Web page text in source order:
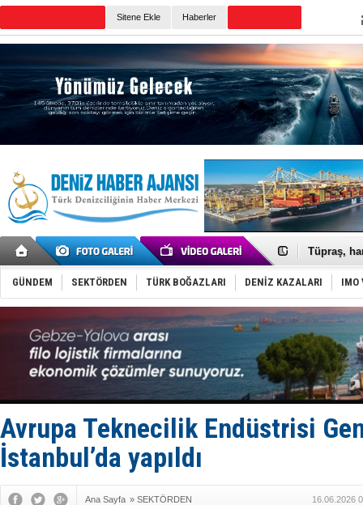
Sitene Ekle Haberler
Anadolu
Tüpraş,
İTU AUV,
LNG
PROYAD,
Türkiye-
Türk
Deniz
DÖDER,
Fairline,
Baltık
Runit
Türk
GÜNDEM SEKTÖRDEN TÜRK BOĞAZLARI DENİZ KAZALARI IMO
Avrupa Teknecilik Endüstrisi
İstanbul’da yapıldı
Ana Sayfa » SEKTÖRDEN 16.06.2026